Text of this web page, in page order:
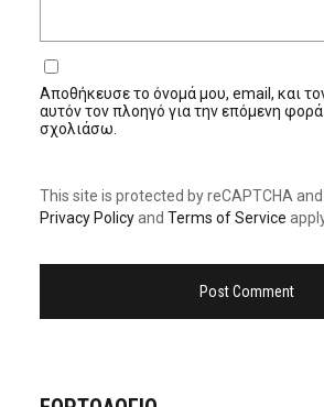
Αποθήκευσε το όνομά μου, email, και
αυτόν τον πλοηγό για την επόμενη
σχολιάσω.
This site is protected by reCAPTCHA
Privacy Policyand Terms of Service